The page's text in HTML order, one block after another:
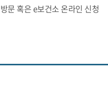
문 혹은 e보건소 온라인 신청